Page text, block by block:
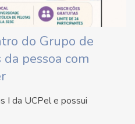
do Grupo de
pessoa com
I da UCPel e possui